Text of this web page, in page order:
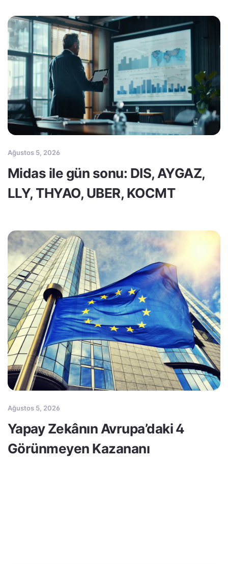
Ağustos 5, 2026
Midas ile gün sonu: DIS, AYGAZ,
LLY, THYAO, UBER, KOCMT
Ağustos 5, 2026
Yapay Zekânın Avrupa’daki 4
Görünmeyen Kazananı